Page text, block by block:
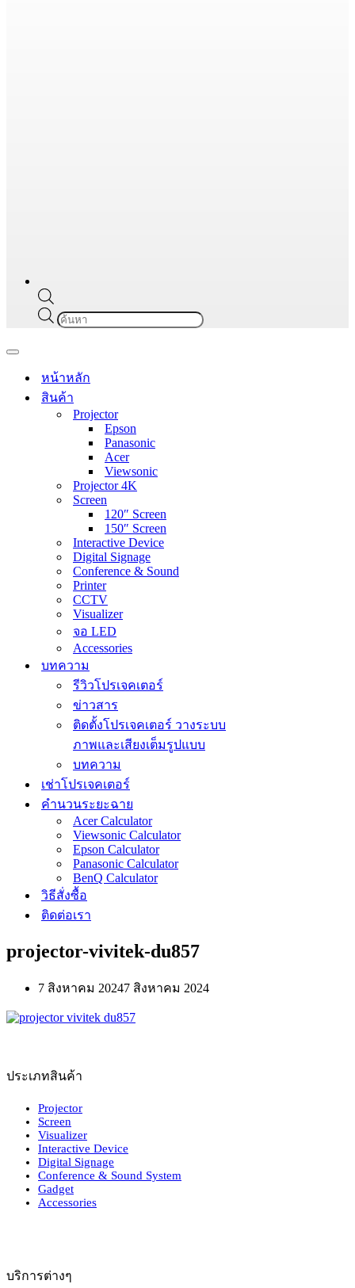
Products
search
Navigation
หน้าหลัก
สินค้า
Projector
Epson
Panasonic
Acer
Viewsonic
Projector 4K
Screen
120″ Screen
150″ Screen
Interactive Device
Digital Signage
Conference & Sound
Printer
CCTV
Visualizer
จอ LED
Accessories
บทความ
รีวิวโปรเจคเตอร์
ข่าวสาร
ติดตั้งโปรเจคเตอร์ วางระบบ
ภาพและเสียงเต็มรูปแบบ
บทความ
เช่าโปรเจคเตอร์
คำนวนระยะฉาย
Acer Calculator
Viewsonic Calculator
Epson Calculator
Panasonic Calculator
BenQ Calculator
วิธีสั่งซื้อ
ติดต่อเรา
projector-vivitek-du857
7 สิงหาคม 20247 สิงหาคม 2024
ประเภทสินค้า
Projector
Screen
Visualizer
Interactive Device
Digital Signage
Conference & Sound System
Gadget
Accessories
บริการต่างๆ